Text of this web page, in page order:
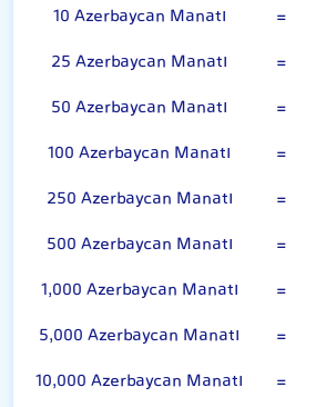
10 Azerbaycan Manatı =
25 Azerbaycan Manatı
=
50 Azerbaycan Manatı
=
100 Azerbaycan Manatı
=
250 Azerbaycan Manatı
=
500 Azerbaycan Manatı
=
1,000 Azerbaycan Manatı
=
5,000 Azerbaycan Manatı
=
10,000 Azerbaycan Manatı
=